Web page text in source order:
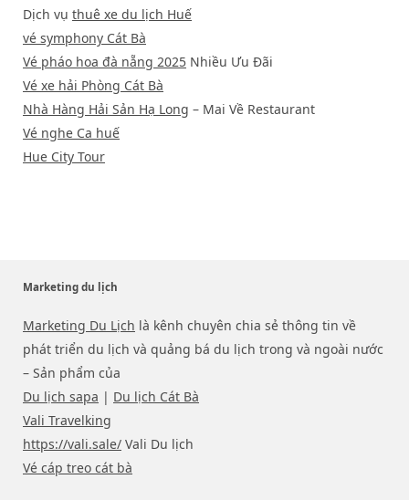
Dịch vụ thuê xe du lịch Huế
vé symphony Cát Bà
Vé pháo hoa đà nẵng 2025 Nhiều Ưu Đãi
Vé xe hải Phòng Cát Bà
Nhà Hàng Hải Sản Hạ Long – Mai Về Restaurant
Vé nghe Ca huế
Hue City Tour
Marketing du lịch
Marketing Du Lịch là kênh chuyên chia sẻ thông tin về
phát triển du lịch và quảng bá du lịch trong và ngoài nước
– Sản phẩm của
Du lịch sapa | Du lịch Cát Bà
Vali Travelking
https://vali.sale/ Vali Du lịch
Vé cáp treo cát bà